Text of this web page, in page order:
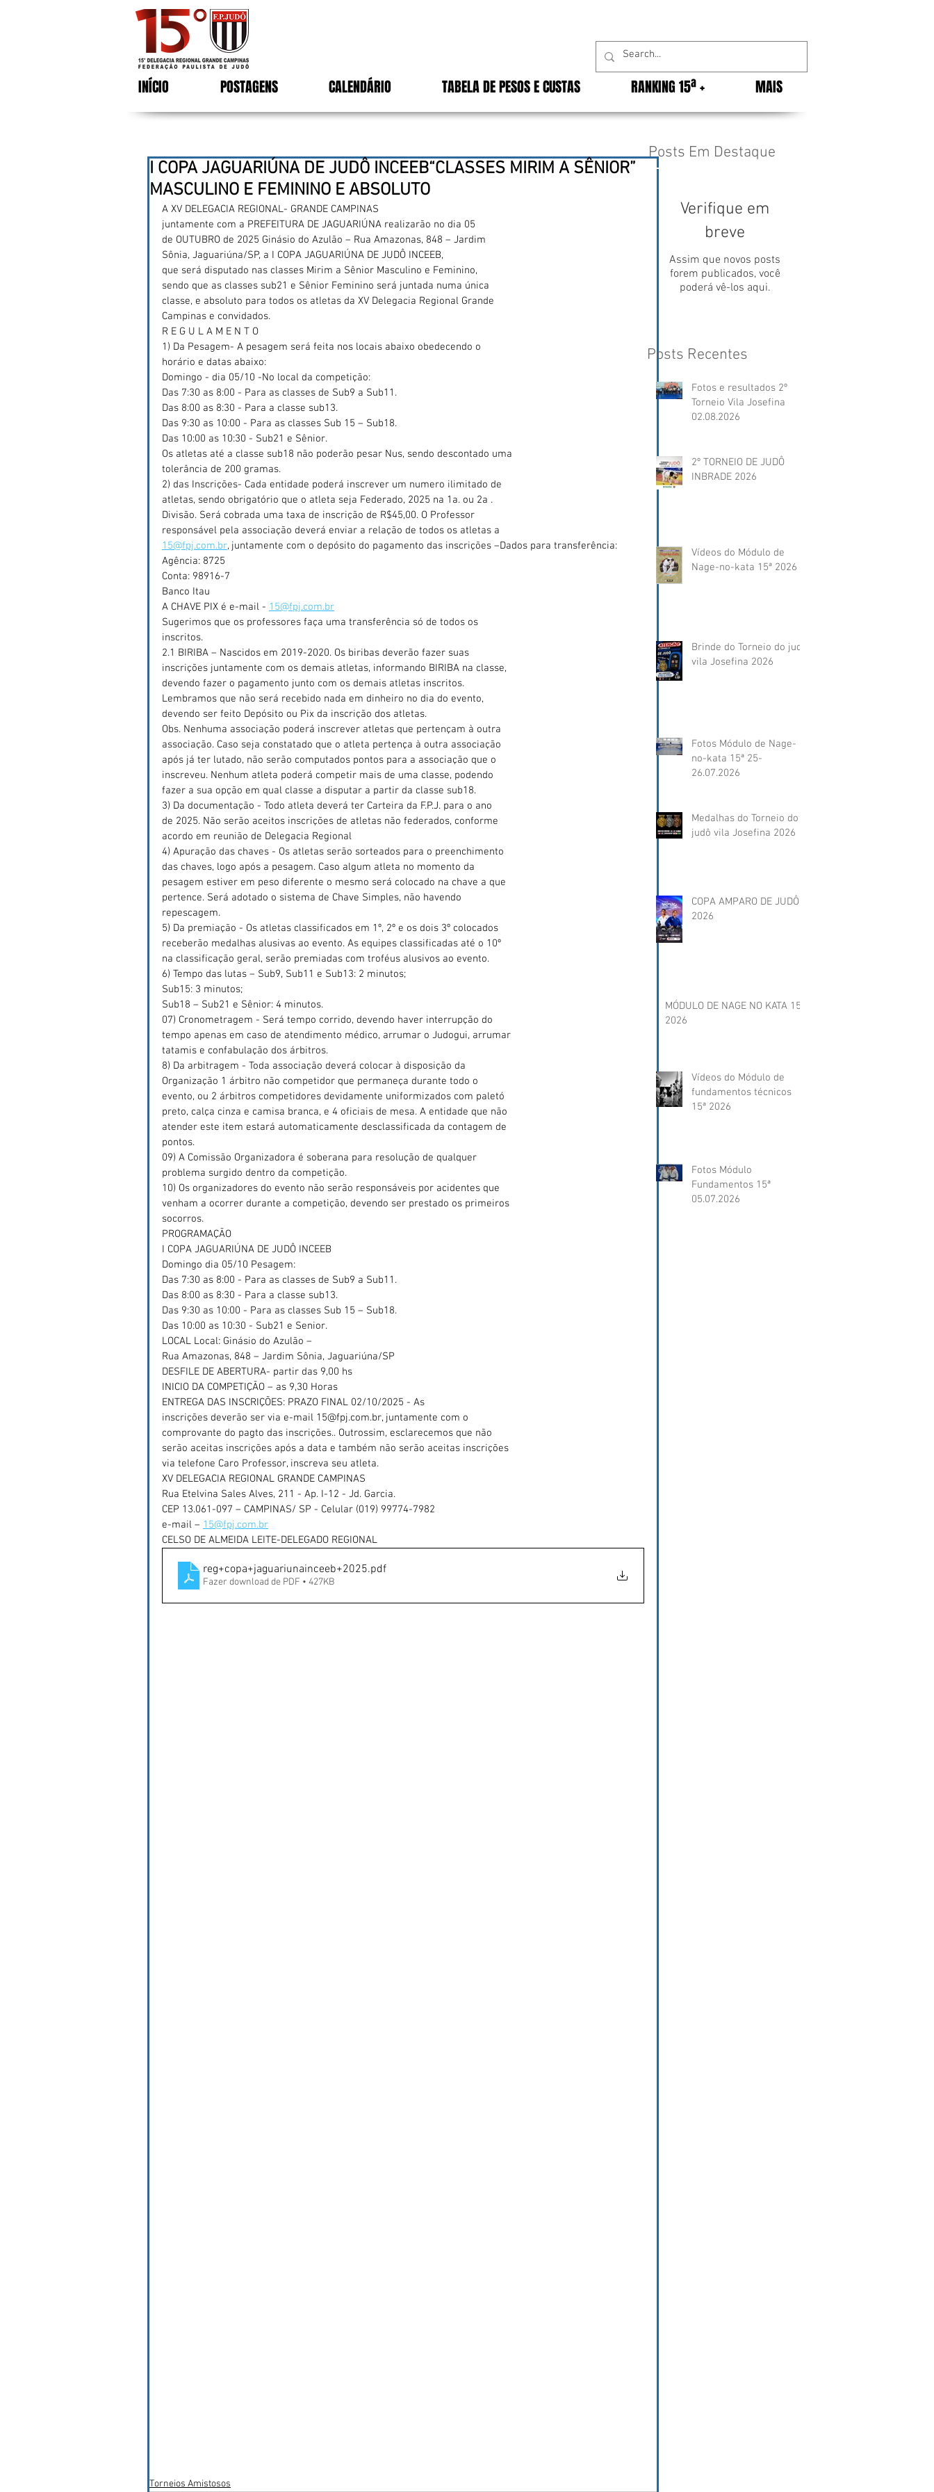
INÍCIO POSTAGENS CALENDÁRIO TABELA DE PESOS E CUSTAS RANKING 15ª + MAIS
I COPA JAGUARIÚNA DE JUDÔ INCEEB“CLASSES MIRIM A SÊNIOR”
MASCULINO E FEMININO E ABSOLUTO
A XV DELEGACIA REGIONAL- GRANDE CAMPINAS
juntamente com a PREFEITURA DE JAGUARIÚNA realizarão no dia 05
de OUTUBRO de 2025 Ginásio do Azulão – Rua Amazonas, 848 – Jardim
Sônia, Jaguariúna/SP, a I COPA JAGUARIÚNA DE JUDÔ INCEEB,
que será disputado nas classes Mirim a Sênior Masculino e Feminino,
sendo que as classes sub21 e Sênior Feminino será juntada numa única
classe, e absoluto para todos os atletas da XV Delegacia Regional Grande
Campinas e convidados.
R E G U L A M E N T O
1) Da Pesagem- A pesagem será feita nos locais abaixo obedecendo o
horário e datas abaixo:
Domingo - dia 05/10 -No local da competição:
Das 7:30 as 8:00 - Para as classes de Sub9 a Sub11.
Das 8:00 as 8:30 - Para a classe sub13.
Das 9:30 as 10:00 - Para as classes Sub 15 – Sub18.
Das 10:00 as 10:30 - Sub21 e Sênior.
Os atletas até a classe sub18 não poderão pesar Nus, sendo descontado uma
tolerância de 200 gramas.
2) das Inscrições- Cada entidade poderá inscrever um numero ilimitado de
atletas, sendo obrigatório que o atleta seja Federado, 2025 na 1a. ou 2a .
Divisão. Será cobrada uma taxa de inscrição de R$45,00. O Professor
responsável pela associação deverá enviar a relação de todos os atletas a
15@fpj.com.br, juntamente com o depósito do pagamento das inscrições –Dados para transferência:
Agência: 8725
Conta: 98916-7
Banco Itau
A CHAVE PIX é e-mail - 15@fpj.com.br
Sugerimos que os professores faça uma transferência só de todos os
inscritos.
2.1 BIRIBA – Nascidos em 2019-2020. Os biribas deverão fazer suas
inscrições juntamente com os demais atletas, informando BIRIBA na classe,
devendo fazer o pagamento junto com os demais atletas inscritos.
Lembramos que não será recebido nada em dinheiro no dia do evento,
devendo ser feito Depósito ou Pix da inscrição dos atletas.
Obs. Nenhuma associação poderá inscrever atletas que pertençam à outra
associação. Caso seja constatado que o atleta pertença à outra associação
após já ter lutado, não serão computados pontos para a associação que o
inscreveu. Nenhum atleta poderá competir mais de uma classe, podendo
fazer a sua opção em qual classe a disputar a partir da classe sub18.
3) Da documentação - Todo atleta deverá ter Carteira da F.P.J. para o ano
de 2025. Não serão aceitos inscrições de atletas não federados, conforme
acordo em reunião de Delegacia Regional
4) Apuração das chaves - Os atletas serão sorteados para o preenchimento
das chaves, logo após a pesagem. Caso algum atleta no momento da
pesagem estiver em peso diferente o mesmo será colocado na chave a que
pertence. Será adotado o sistema de Chave Simples, não havendo
repescagem.
5) Da premiação - Os atletas classificados em 1º, 2º e os dois 3º colocados
receberão medalhas alusivas ao evento. As equipes classificadas até o 10º
na classificação geral, serão premiadas com troféus alusivos ao evento.
6) Tempo das lutas – Sub9, Sub11 e Sub13: 2 minutos;
Sub15: 3 minutos;
Sub18 – Sub21 e Sênior: 4 minutos.
07) Cronometragem - Será tempo corrido, devendo haver interrupção do
tempo apenas em caso de atendimento médico, arrumar o Judogui, arrumar
tatamis e confabulação dos árbitros.
8) Da arbitragem - Toda associação deverá colocar à disposição da
Organização 1 árbitro não competidor que permaneça durante todo o
evento, ou 2 árbitros competidores devidamente uniformizados com paletó
preto, calça cinza e camisa branca, e 4 oficiais de mesa. A entidade que não
atender este item estará automaticamente desclassificada da contagem de
pontos.
09) A Comissão Organizadora é soberana para resolução de qualquer
problema surgido dentro da competição.
10) Os organizadores do evento não serão responsáveis por acidentes que
venham a ocorrer durante a competição, devendo ser prestado os primeiros
socorros.
PROGRAMAÇÃO
I COPA JAGUARIÚNA DE JUDÔ INCEEB
Domingo dia 05/10 Pesagem:
Das 7:30 as 8:00 - Para as classes de Sub9 a Sub11.
Das 8:00 as 8:30 - Para a classe sub13.
Das 9:30 as 10:00 - Para as classes Sub 15 – Sub18.
Das 10:00 as 10:30 - Sub21 e Senior.
LOCAL Local: Ginásio do Azulão –
Rua Amazonas, 848 – Jardim Sônia, Jaguariúna/SP
DESFILE DE ABERTURA- partir das 9,00 hs
INICIO DA COMPETIÇÃO – as 9,30 Horas
ENTREGA DAS INSCRIÇÕES: PRAZO FINAL 02/10/2025 - As
inscrições deverão ser via e-mail 15@fpj.com.br, juntamente com o
comprovante do pagto das inscrições.. Outrossim, esclarecemos que não
serão aceitas inscrições após a data e também não serão aceitas inscrições
via telefone Caro Professor, inscreva seu atleta.
XV DELEGACIA REGIONAL GRANDE CAMPINAS
Rua Etelvina Sales Alves, 211 - Ap. I-12 - Jd. Garcia.
CEP 13.061-097 – CAMPINAS/ SP - Celular (019) 99774-7982
e-mail – 15@fpj.com.br
CELSO DE ALMEIDA LEITE-DELEGADO REGIONAL
reg+copa+jaguariunainceeb+2025.pdf
Fazer download de PDF • 427KB
Torneios Amistosos
Posts Em Destaque
Verifique em
breve
Assim que novos posts
forem publicados, você
poderá vê-los aqui.
Posts Recentes
Fotos e resultados 2º
Torneio Vila Josefina
02.08.2026
2º TORNEIO DE JUDÔ
INBRADE 2026
Vídeos do Módulo de
Nage-no-kata 15ª 2026
Brinde do Torneio do judô
vila Josefina 2026
Fotos Módulo de Nage-
no-kata 15ª 25-
26.07.2026
Medalhas do Torneio do
judô vila Josefina 2026
COPA AMPARO DE JUDÔ
2026
MÓDULO DE NAGE NO KATA 15ª
2026
Vídeos do Módulo de
fundamentos técnicos
15ª 2026
Fotos Módulo
Fundamentos 15ª
05.07.2026